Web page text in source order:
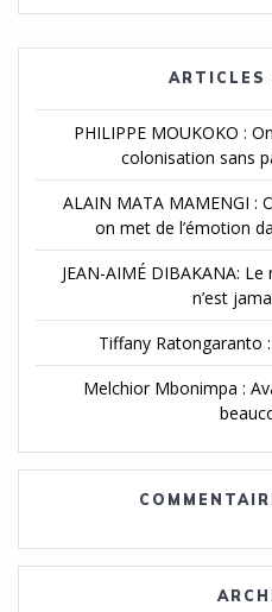
ARTICLES
PHILIPPE MOUKOKO :
colonisation sans
ALAIN MATA MAMENGI :
on met de l’émotion
JEAN-AIMÉ DIBAKANA:
n’est
Tiffany Ratongaranto
Melchior Mbonimpa :